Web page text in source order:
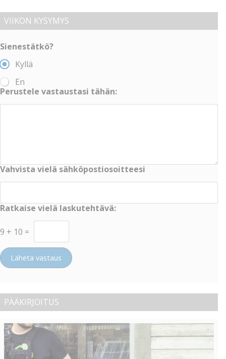
VIIKON KYSYMYS
Sienestätkö?
Kyllä
En
Perustele vastaustasi tähän:
Vahvista vielä sähköpostiosoitteesi
Ratkaise vielä laskutehtävä:
9 + 10 =
Lähetä vastaus
PÄÄKIRJOITUS